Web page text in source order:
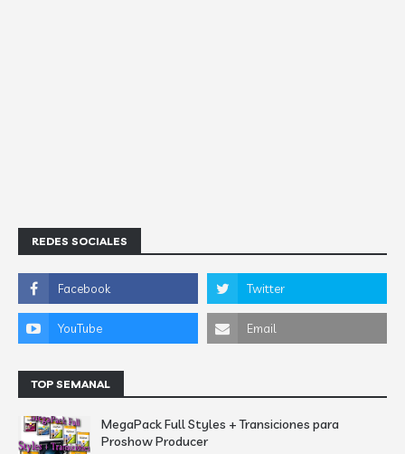
REDES SOCIALES
TOP SEMANAL
MegaPack Full Styles + Transiciones para
Proshow Producer